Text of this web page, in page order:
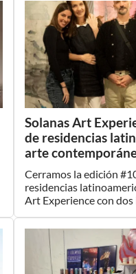
Solanas Art
de residencias
arte
Cerramos la edición
residencias
Art Experience con dos